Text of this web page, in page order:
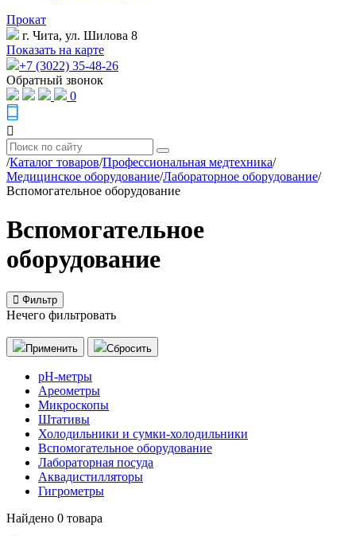
Прокат
г. Чита, ул. Шилова 8
Показать на карте
+7 (3022) 35-48-26
Обратный звонок
0
/Каталог товаров/Профессиональная медтехника/
Медицинское оборудование/Лабораторное оборудование/
Вспомогательное оборудование
Вспомогательное
оборудование
Фильтр
Нечего фильтровать
Применить Сбросить
pH-метры
Ареометры
Микроскопы
Штативы
Холодильники и сумки-холодильники
Вспомогательное оборудование
Лабораторная посуда
Аквадистилляторы
Гигрометры
Найдено 0 товара